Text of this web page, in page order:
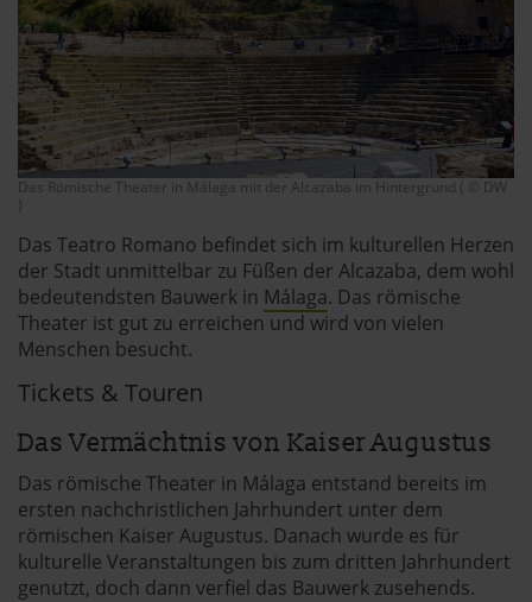
Das Römische Theater in Málaga mit der Alcazaba im Hintergrund ( © DW
)
Das Teatro Romano befindet sich im kulturellen Herzen
der Stadt unmittelbar zu Füßen der Alcazaba, dem wohl
bedeutendsten Bauwerk in Málaga. Das römische
Theater ist gut zu erreichen und wird von vielen
Menschen besucht.
Tickets & Touren
Das Vermächtnis von Kaiser Augustus
Das römische Theater in Málaga entstand bereits im
ersten nachchristlichen Jahrhundert unter dem
römischen Kaiser Augustus. Danach wurde es für
kulturelle Veranstaltungen bis zum dritten Jahrhundert
genutzt, doch dann verfiel das Bauwerk zusehends.